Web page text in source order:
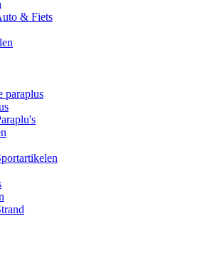
& Fiets
paraplus